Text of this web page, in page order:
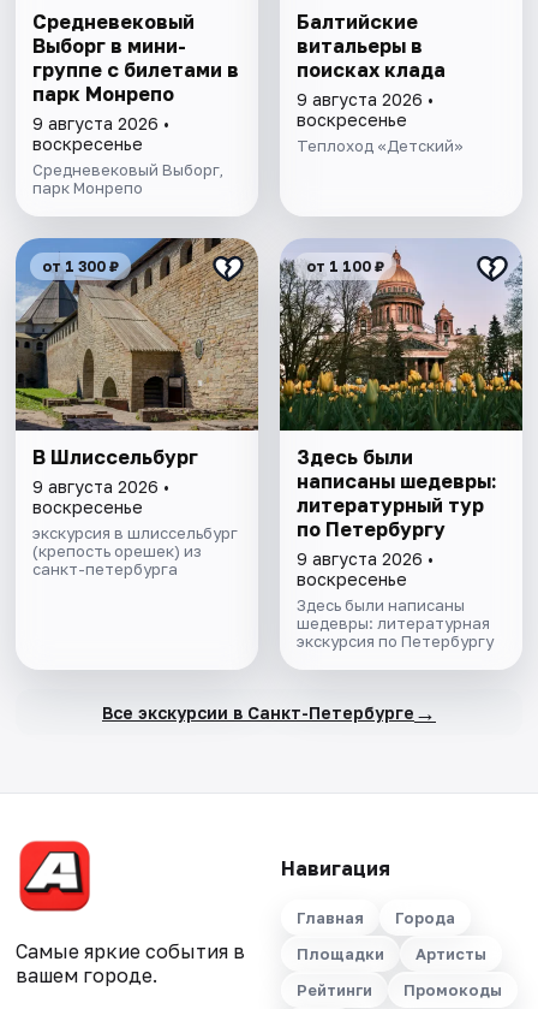
Cредневековый
Выборг в мини-
группе c билетами в
парк Монрепо
9 августа 2026 •
воскресенье
Средневековый Выборг,
парк Монрепо
Балтийские
витальеры в
поисках клада
9 августа 2026 •
воскресенье
Теплоход «Детский»
от 1 300 ₽
В Шлиссельбург
9 августа 2026 •
воскресенье
экскурсия в шлиссельбург
(крепость орешек) из
санкт-петербурга
от 1 100 ₽
Здесь были
написаны шедевры:
литературный тур
по Петербургу
9 августа 2026 •
воскресенье
Здесь были написаны
шедевры: литературная
экскурсия по Петербургу
Все экскурсии в Санкт-Петербурге →
Самые яркие события в
вашем городе.
Навигация
Главная
Города
Площадки
Артисты
Рейтинги
Промокоды